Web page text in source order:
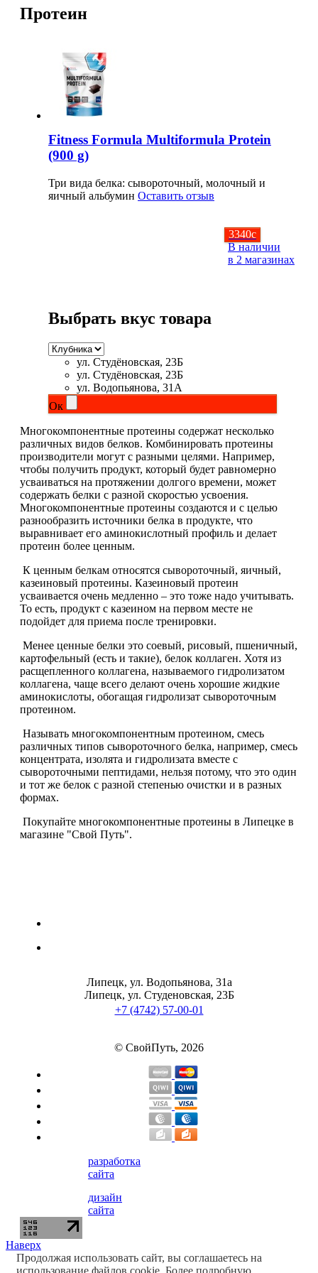
НАЗАД
Бустеры тестостерона
Борьба со стрессом
Волосы и кожа
Здоровая печень
Здоровье костей
Зрение
Иммунитет
Коэнзим Q10
Лецитин
Пищеварение
Щитовидная железа
Омега жиры
Суставы и связки
Коллаген
Протеин
НАЗАД
Жиросжигатели
Карнитин
Пиколинат хрома
Батончики и напитки
Напитки
WTF LABZ
Свой Путь
Протеин
3340c
В наличии
в 2 магазинах
Fitness Formula Multiformula Protein
(900 g)
Три вида белка: сывороточный, молочный и
яичный альбумин Оставить отзыв
Выбрать вкус товара
ул. Студёновская, 23Б
ул. Студёновская, 23Б
ул. Водопьянова, 31А
Ок
Многокомпонентные протеины содержат несколько
различных видов белков. Комбинировать протеины
производители могут с разными целями. Например,
чтобы получить продукт, который будет равномерно
усваиваться на протяжении долгого времени, может
содержать белки с разной скоростью усвоения.
Многокомпонентные протеины создаются и с целью
разнообразить источники белка в продукте, что
выравнивает его аминокислотный профиль и делает
протеин более ценным.
К ценным белкам относятся сывороточный, яичный,
казеиновый протеины. Казеиновый протеин
усваивается очень медленно – это тоже надо учитывать.
То есть, продукт с казеином на первом месте не
подойдет для приема после тренировки.
Менее ценные белки это соевый, рисовый, пшеничный,
картофельный (есть и такие), белок коллаген. Хотя из
расщепленного коллагена, называемого гидролизатом
коллагена, чаще всего делают очень хорошие жидкие
аминокислоты, обогащая гидролизат сывороточным
протеином.
Называть многокомпонентным протеином, смесь
различных типов сывороточного белка, например, смесь
концентрата, изолята и гидролизата вместе с
сывороточными пептидами, нельзя потому, что это один
и тот же белок с разной степенью очистки и в разных
формах.
Покупайте многокомпонентные протеины в Липецке в
магазине "Свой Путь".
Липецк, ул. Водопьянова, 31а
Липецк, ул. Студеновская, 23Б
+7 (4742) 57-00-01
© СвойПуть, 2026
разработка
сайта
дизайн
сайта
Наверх
Продолжая использовать сайт, вы соглашаетесь на
использование файлов cookie. Более подробную